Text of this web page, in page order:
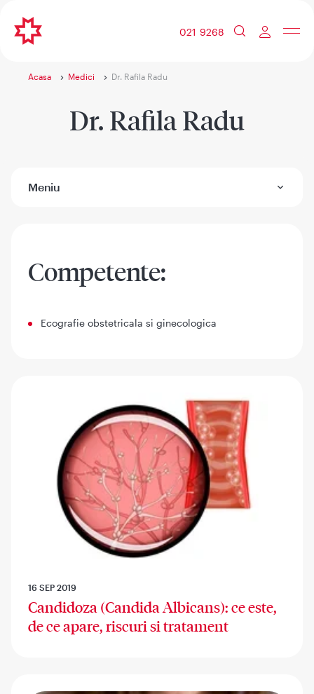
021 9268
Acasa Medici Dr. Rafila Radu
Dr. Rafila Radu
Meniu
Competente:
Ecografie obstetricala si ginecologica
16 SEP 2019
Candidoza (Candida Albicans): ce este,
de ce apare, riscuri si tratament